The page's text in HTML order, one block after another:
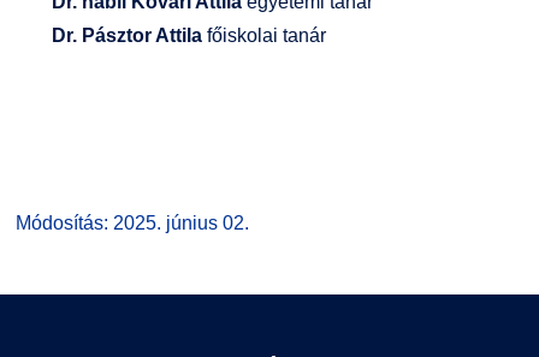
Dr. Pásztor Attilafőiskolai tanár
Módosítás: 2025. június 02.